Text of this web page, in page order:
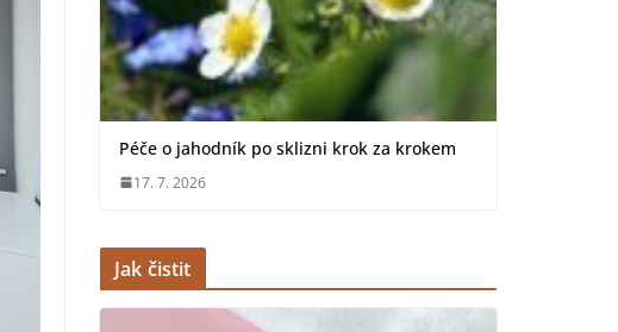
Péče o jahodník po sklizni krok za krokem
17. 7. 2026
Jak čistit